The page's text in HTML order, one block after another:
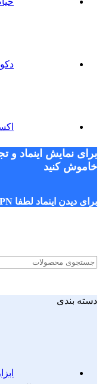
برای نمایش اینماد و
خاموش کنید
برای دیدن اینماد لطفا VPN را خاموش کنید
دسته بندی